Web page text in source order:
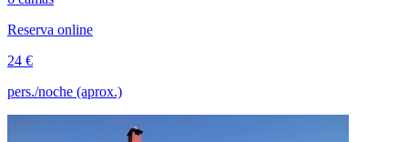
Reserva online
24 €
pers./noche (aprox.)